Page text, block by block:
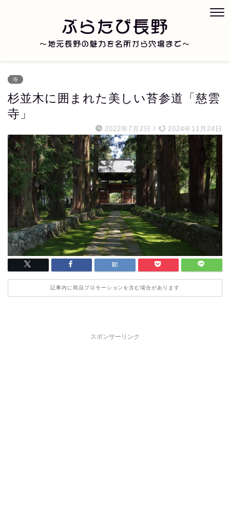
寺
杉並木に囲まれた美しい苔参道「慈雲
寺」
2022年7月2日 / 2024年11月24日
記事内に商品プロモーションを含む場合があります
スポンサーリンク